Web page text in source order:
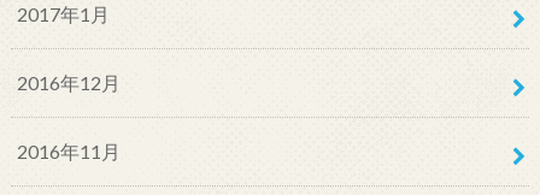
2017年1月
2016年12月
2016年11月